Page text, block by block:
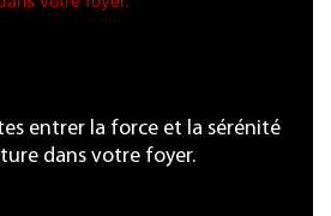
entrer la force et la sérénité
dans votre foyer.